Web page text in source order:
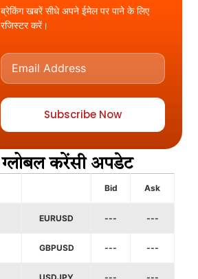
ब्रेकिंग खबरें सीधे अपने ईमेल पर पाने के लिए
रजिस्टर करें।
Subscribe Now
ग्लोबल करेंसी अपडेट
Bid Ask
EURUSD --- ---
GBPUSD --- ---